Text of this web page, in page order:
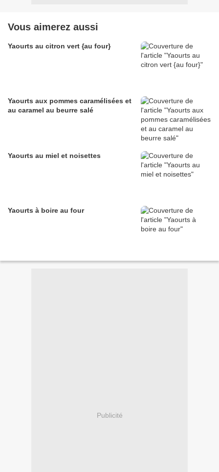
Vous aimerez aussi
Yaourts au citron vert {au four}
Yaourts aux pommes caramélisées et
au caramel au beurre salé
Yaourts au miel et noisettes
Yaourts à boire au four
Publicité